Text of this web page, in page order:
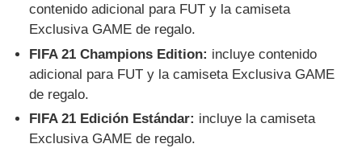
contenido adicional para FUT y la camiseta
Exclusiva GAME de regalo.
FIFA 21 Champions Edition: incluye contenido
adicional para FUT y la camiseta Exclusiva GAME
de regalo.
FIFA 21 Edición Estándar: incluye la camiseta
Exclusiva GAME de regalo.